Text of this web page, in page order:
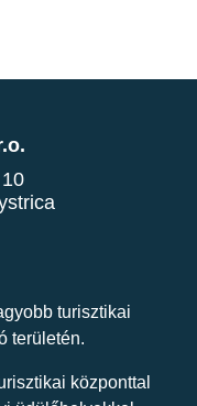
turisztikai
területén.
központtal